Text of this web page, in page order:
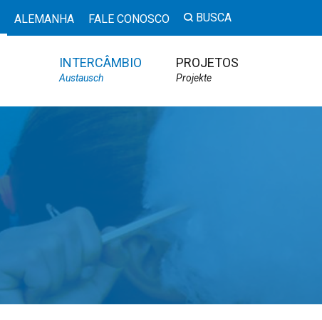
ALEMANHA FALE CONOSCO BUSCA
INTERCÂMBIO
Austausch
PROJETOS
Projekte